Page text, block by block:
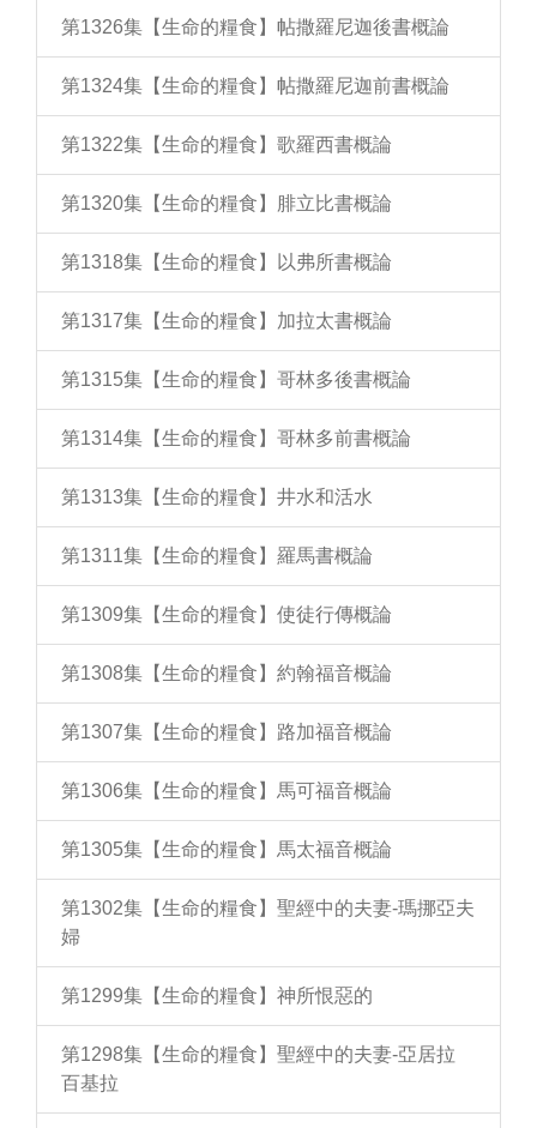
第1326集【生命的糧食】帖撒羅尼迦後書概論
第1324集【生命的糧食】帖撒羅尼迦前書概論
第1322集【生命的糧食】歌羅西書概論
第1320集【生命的糧食】腓立比書概論
第1318集【生命的糧食】以弗所書概論
第1317集【生命的糧食】加拉太書概論
第1315集【生命的糧食】哥林多後書概論
第1314集【生命的糧食】哥林多前書概論
第1313集【生命的糧食】井水和活水
第1311集【生命的糧食】羅馬書概論
第1309集【生命的糧食】使徒行傳概論
第1308集【生命的糧食】約翰福音概論
第1307集【生命的糧食】路加福音概論
第1306集【生命的糧食】馬可福音概論
第1305集【生命的糧食】馬太福音概論
第1302集【生命的糧食】聖經中的夫妻-瑪挪亞夫
婦
第1299集【生命的糧食】神所恨惡的
第1298集【生命的糧食】聖經中的夫妻-亞居拉
百基拉